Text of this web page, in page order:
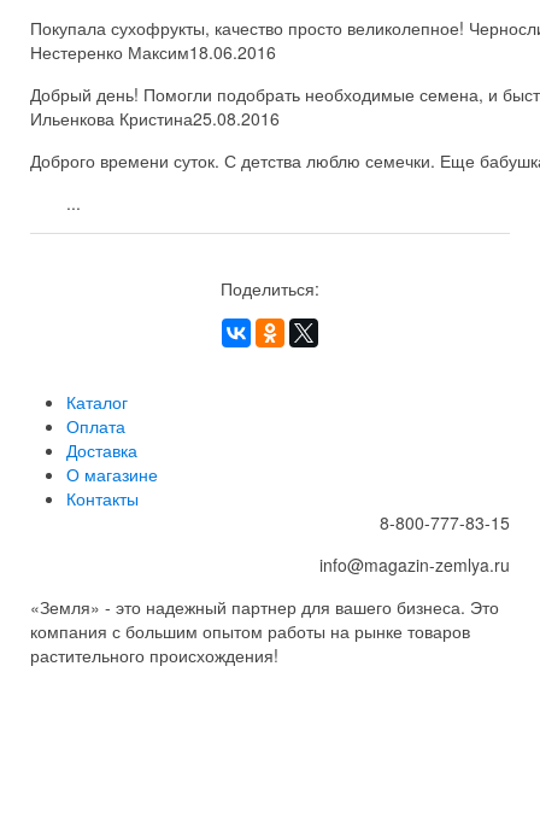
Покупала сухофрукты, качество просто великолепное!
Нестеренко Максим18.06.2016
Добрый день! Помогли подобрать необходимые семена, и
Ильенкова Кристина25.08.2016
Доброго времени суток. С детства люблю семечки. Еще
...
Поделиться:
Каталог
Оплата
Доставка
О магазине
Контакты
8-800-777-83-15
info@magazin-zemlya.ru
«Земля» - это надежный партнер для вашего бизнеса. Это
компания с большим опытом работы на рынке товаров
растительного происхождения!